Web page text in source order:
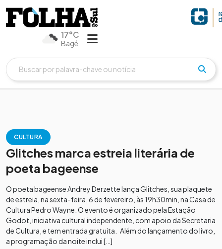
17°C
Bagé
CULTURA
Glitches marca estreia literária de
poeta bageense
O poeta bageense Andrey Derzette lança Glitches, sua plaquete
de estreia, na sexta-feira, 6 de fevereiro, às 19h30min, na Casa de
Cultura Pedro Wayne. O evento é organizado pela Estação
Godot, iniciativa cultural independente, com apoio da Secretaria
de Cultura, e tem entrada gratuita. Além do lançamento do livro,
a programação da noite inclui […]